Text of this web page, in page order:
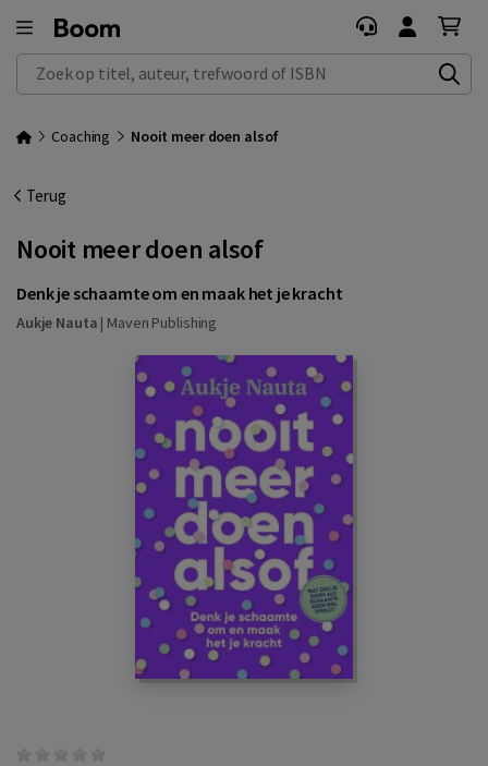
Zoek op titel, auteur, trefwoord of ISBN
Coaching Nooit meer doen alsof
Terug
Nooit meer doen alsof
Denk je schaamte om en maak het je kracht
Aukje Nauta | Maven Publishing